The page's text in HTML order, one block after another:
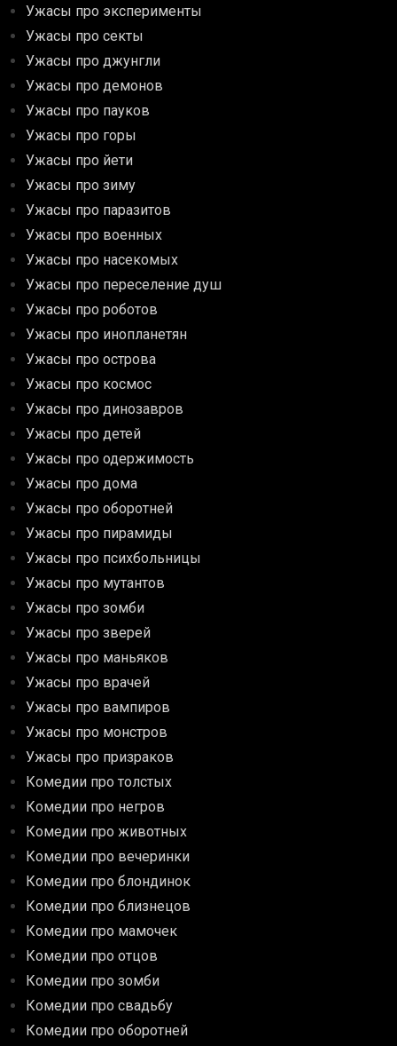
Ужасы про эксперименты
Ужасы про секты
Ужасы про джунгли
Ужасы про демонов
Ужасы про пауков
Ужасы про горы
Ужасы про йети
Ужасы про зиму
Ужасы про паразитов
Ужасы про военных
Ужасы про насекомых
Ужасы про переселение душ
Ужасы про роботов
Ужасы про инопланетян
Ужасы про острова
Ужасы про космос
Ужасы про динозавров
Ужасы про детей
Ужасы про одержимость
Ужасы про дома
Ужасы про оборотней
Ужасы про пирамиды
Ужасы про психбольницы
Ужасы про мутантов
Ужасы про зомби
Ужасы про зверей
Ужасы про маньяков
Ужасы про врачей
Ужасы про вампиров
Ужасы про монстров
Ужасы про призраков
Комедии про толстых
Комедии про негров
Комедии про животных
Комедии про вечеринки
Комедии про блондинок
Комедии про близнецов
Комедии про мамочек
Комедии про отцов
Комедии про зомби
Комедии про свадьбу
Комедии про оборотней